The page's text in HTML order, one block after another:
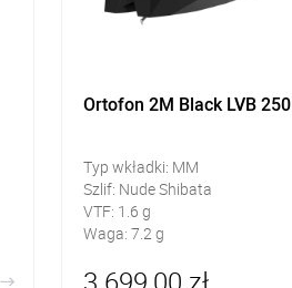
Ortofon 2M Black LVB 250
Typ wkładki: MM
Szlif: Nude Shibata
VTF: 1.6 g
Waga: 7.2 g
3 699,00 zł